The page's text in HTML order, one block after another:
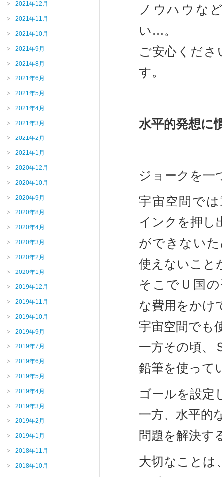
ノウハウな
い…。
ご安心くださ
す。
水平的発想に
ジョークを一
宇宙空間で
インクを押し
ができない
使えないこと
そこでＵ国
な費用をかけ
宇宙空間でも
一方その頃、
鉛筆を使って
ゴールを設定
一方、水平的
問題を解決す
大切なことは
2021年12月
2021年11月
2021年10月
2021年9月
2021年8月
2021年6月
2021年5月
2021年4月
2021年3月
2021年2月
2021年1月
2020年12月
2020年10月
2020年9月
2020年8月
2020年4月
2020年3月
2020年2月
2020年1月
2019年12月
2019年11月
2019年10月
2019年9月
2019年7月
2019年6月
2019年5月
2019年4月
2019年3月
2019年2月
2019年1月
2018年11月
2018年10月